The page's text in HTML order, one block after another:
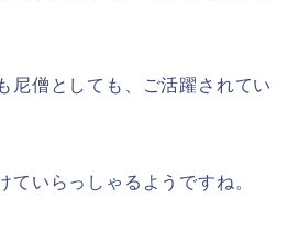
尼僧としても、ご活躍されてい
ていらっしゃるようですね。